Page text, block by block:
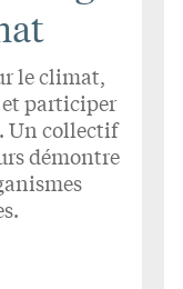
le climat,
et participer
Un collectif
démontre